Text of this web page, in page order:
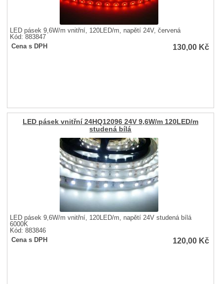
LED pásek 9,6W/m vnitřní, 120LED/m, napětí 24V, červená
Kód: 883847
Cena s DPH
130,00 Kč
LED pásek vnitřní 24HQ12096 24V 9,6W/m 120LED/m
studená bílá
LED pásek 9,6W/m vnitřní, 120LED/m, napětí 24V studená bílá
6000K
Kód: 883846
Cena s DPH
120,00 Kč